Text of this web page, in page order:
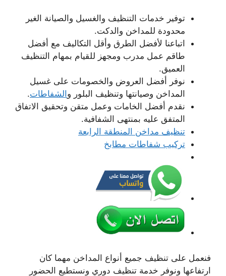
توفير خدمات التنظيف والغسيل والصيانة الغير
محدودة للمداخن والدكت.
اتباعنا لأفضل الطرق وأقل التكاليف مع أفضل
طاقم عمل مدرب ومجهز للقيام بمهام التنظيف
العميق.
نوفر أفضل العروض والخصومات على غسيل
المداخن وصيانتها وتنظيف البلور والشفاطات.
نقدم أفضل الخامات وعمل متقن وتحقيق الاتفاق
المتفق عليه بمنتهى الشفافية.
تنظيف مداخن المنطقة الرابعة
تركيب شفاطات مطابخ
فنعمل على تنظيف جميع أنواع المداخن مهما كان
ارتفاعها ونوفر خدمة تنظيف دوري ونستطيع الحضور